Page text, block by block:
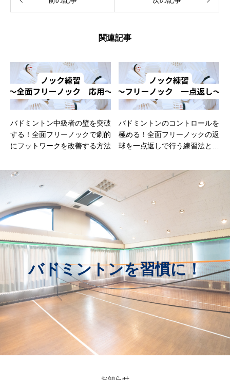
関連記事
バドミントン中級者の壁を突破
する！全面フリーノックで劇的
にフットワークを改善する方法
バドミントンのコントロールを
極める！全面フリーノックの返
球を一点返しで行う練習法と効
バドミントンを習慣に！